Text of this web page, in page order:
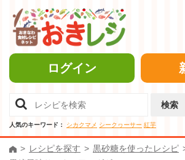
ログイン
検索
人気のキーワード： シカクマメ シークヮーサー 紅芋
レシピを探す
黒砂糖を使ったレシピ